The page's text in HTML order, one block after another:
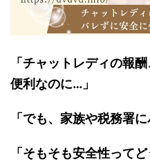
「チャットレディの報
便利なのに…」
「でも、家族や税務署
「そもそも安全性ってど